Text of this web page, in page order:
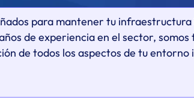
para mantener tu
de experiencia en el sector,
de todos los aspectos de tu